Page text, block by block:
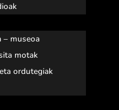
– museoa
motak
ordutegiak